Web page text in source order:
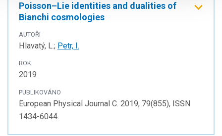
Poisson–Lie identities and dualities of
Bianchi cosmologies
AUTOŘI
Hlavatý, L.; Petr, I.
ROK
2019
PUBLIKOVÁNO
European Physical Journal C. 2019, 79(855), ISSN
1434-6044.